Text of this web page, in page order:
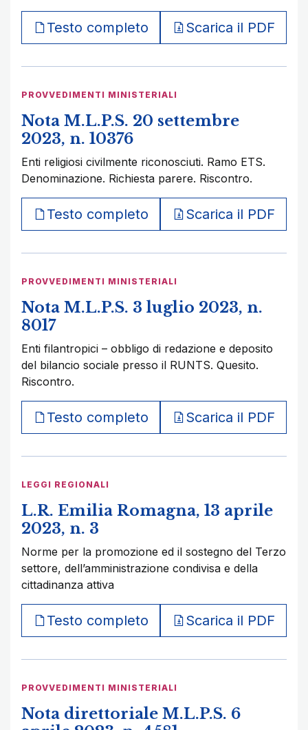
Testo completo Scarica il PDF
PROVVEDIMENTI MINISTERIALI
Nota M.L.P.S. 20 settembre
2023, n. 10376
Enti religiosi civilmente riconosciuti. Ramo ETS.
Denominazione. Richiesta parere. Riscontro.
Testo completo Scarica il PDF
PROVVEDIMENTI MINISTERIALI
Nota M.L.P.S. 3 luglio 2023, n.
8017
Enti filantropici – obbligo di redazione e deposito
del bilancio sociale presso il RUNTS. Quesito.
Riscontro.
Testo completo Scarica il PDF
LEGGI REGIONALI
L.R. Emilia Romagna, 13 aprile
2023, n. 3
Norme per la promozione ed il sostegno del Terzo
settore, dell’amministrazione condivisa e della
cittadinanza attiva
Testo completo Scarica il PDF
PROVVEDIMENTI MINISTERIALI
Nota direttoriale M.L.P.S. 6